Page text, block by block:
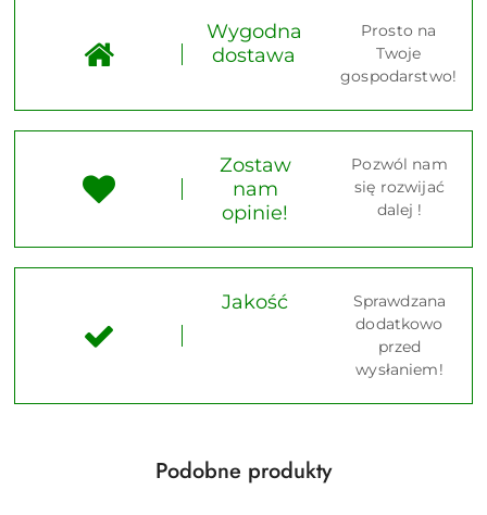
Wygodna
dostawa
Prosto na
Twoje
gospodarstwo!
Zostaw
nam
opinie!
Pozwól nam
się rozwijać
dalej !
Jakość
Sprawdzana
dodatkowo
przed
wysłaniem!
Pomiń karuzelę produktów
Produkty
Podobne produkty